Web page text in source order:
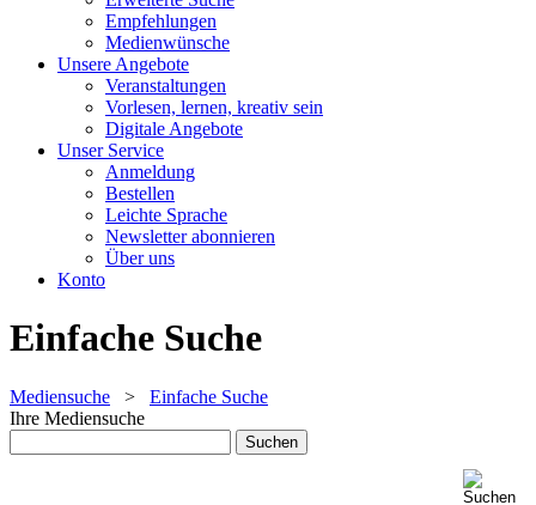
Empfehlungen
Medienwünsche
Unsere Angebote
Veranstaltungen
Vorlesen, lernen, kreativ sein
Digitale Angebote
Unser Service
Anmeldung
Bestellen
Leichte Sprache
Newsletter abonnieren
Über uns
Konto
Einfache Suche
Mediensuche > Einfache Suche
Ihre Mediensuche